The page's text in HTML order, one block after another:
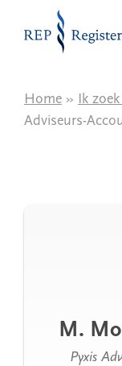
Naar de inhoud
Home » Ik
Adviseurs-
M.
Pyxis